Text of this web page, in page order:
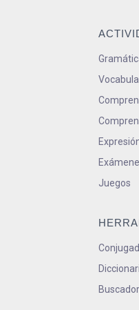
Juegos